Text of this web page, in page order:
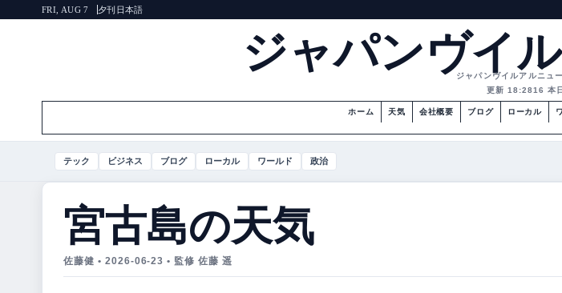
FRI, AUG 7 夕刊 日本語
ジャパンヴイ
ジャパンヴイルアルニュ
更新 18:2816 本
ホーム 天気 会社概要 ブログ ローカル
テック ビジネス ブログ ローカル ワールド 政治
宮古島の天気
佐藤健 • 2026-06-23 • 監修 佐藤 遥